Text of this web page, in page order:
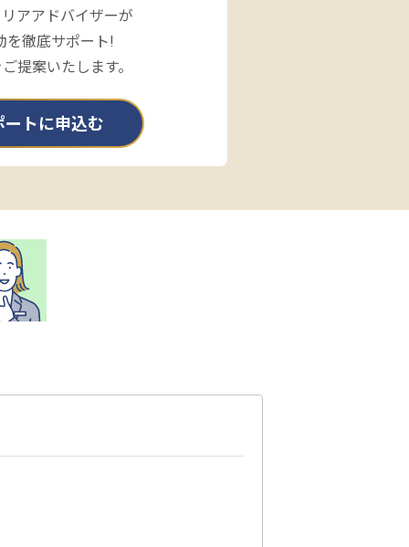
アアドバイザーが
を徹底サポート!
提案いたします。
ートに申込む